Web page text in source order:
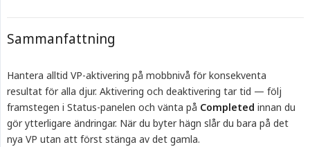
Sammanfattning
Hantera alltid VP-aktivering på mobbnivå för konsekventa
resultat för alla djur. Aktivering och deaktivering tar tid — följ
framstegen i Status-panelen och vänta på Completed innan du
gör ytterligare ändringar. När du byter hägn slår du bara på det
nya VP utan att först stänga av det gamla.